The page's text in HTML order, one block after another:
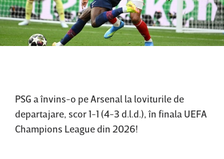
PSG a învins-o pe Arsenal la loviturile de
departajare, scor 1-1 (4-3 d.l.d.), în finala UEFA
Champions League din 2026!